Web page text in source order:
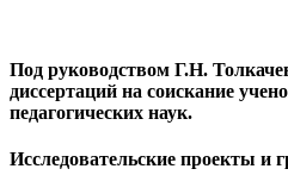
Под руководством Г.Н.
диссертаций на соискание
педагогических наук.
Исследовательские проекты и